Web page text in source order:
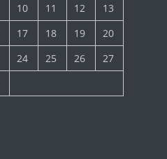
10 11 12
13
17 18 19
20
24 25 26
27